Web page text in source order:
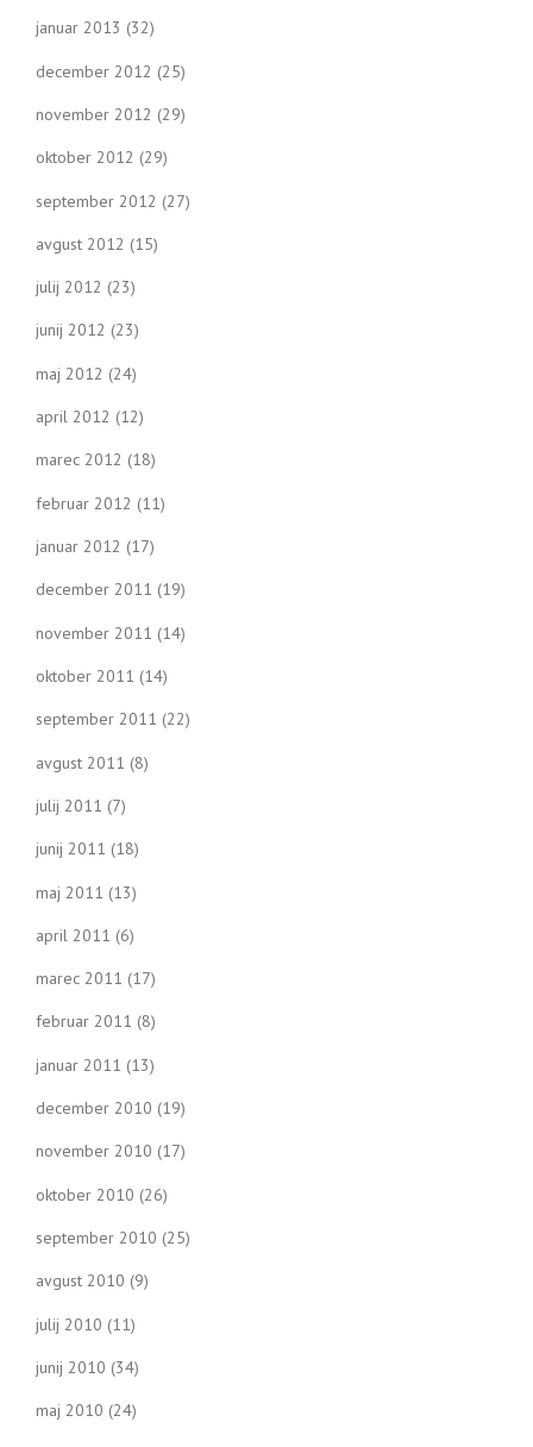
januar 2013 (32)
december 2012 (25)
november 2012 (29)
oktober 2012 (29)
september 2012 (27)
avgust 2012 (15)
julij 2012 (23)
junij 2012 (23)
maj 2012 (24)
april 2012 (12)
marec 2012 (18)
februar 2012 (11)
januar 2012 (17)
december 2011 (19)
november 2011 (14)
oktober 2011 (14)
september 2011 (22)
avgust 2011 (8)
julij 2011 (7)
junij 2011 (18)
maj 2011 (13)
april 2011 (6)
marec 2011 (17)
februar 2011 (8)
januar 2011 (13)
december 2010 (19)
november 2010 (17)
oktober 2010 (26)
september 2010 (25)
avgust 2010 (9)
julij 2010 (11)
junij 2010 (34)
maj 2010 (24)